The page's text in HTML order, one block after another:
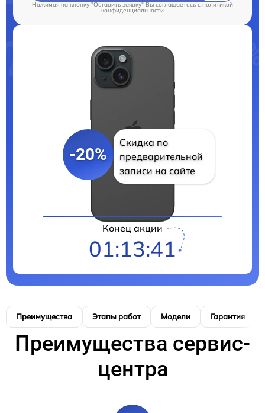
Нажимая на кнопку "Оставить заявку" Вы соглашаетесь cполитикой
конфиденциальности
-20%
Скидка по
предварительной
записи на сайте
Конец акции
01:13:40
Преимущества Этапы работ Модели Гарантия
Преимущества сервис-
центра